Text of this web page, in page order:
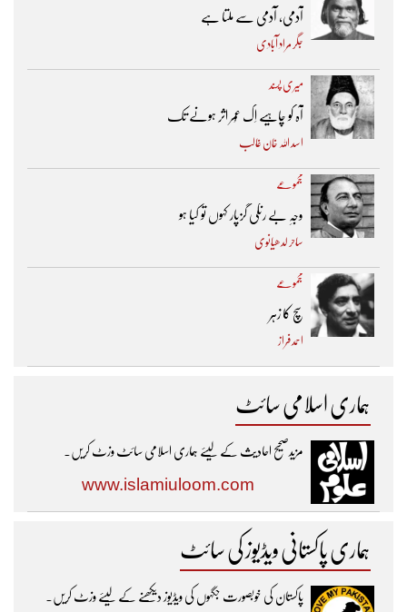
آدمی، آدمی سے ملتا ہے
جگر مراد آبادی
میری پسند
آہ کو چاہیے اِک عُمر اثر ہونے تک ​
اسد اللہ خان غالب
مجموعے
وجہِ بے رنگی گزپار کہوں تو کیا ہو
ساحر لدھیانوی
مجموعے
سچ کا زہر
احمد فراز
ہماری اسلامی سائٹ
مزیدصحیح احادیث کے لیئے ہماری اسلامی سائٹ وزٹ کریں۔
www.islamiuloom.com
ہماری پاکستانی ویڈیوز کی سائٹ
پاکستان کی خوبصورت جگہوں کی ویڈیوز دیکھنے کے لیئے وزٹ کریں۔